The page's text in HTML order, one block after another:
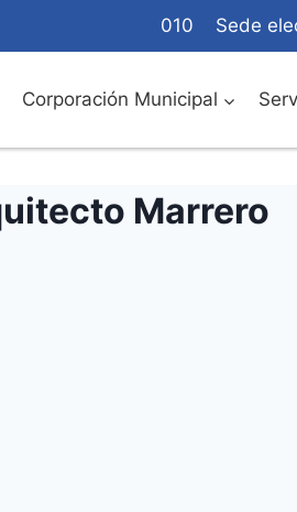
010 Sede
Corporación Municipal
Marrero